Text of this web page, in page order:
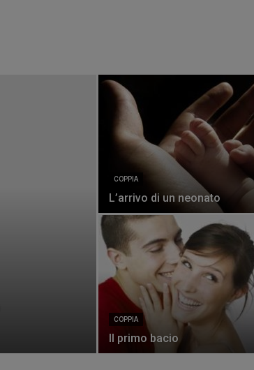
COPPIA
L’arrivo di un neonato
COPPIA
Il primo bacio